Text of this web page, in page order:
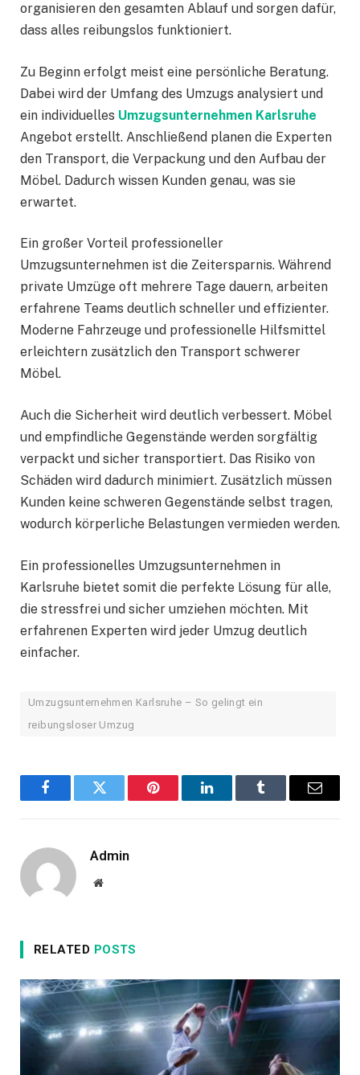
organisieren den gesamten Ablauf und sorgen dafür,
dass alles reibungslos funktioniert.
Zu Beginn erfolgt meist eine persönliche Beratung.
Dabei wird der Umfang des Umzugs analysiert und
ein individuelles Umzugsunternehmen Karlsruhe
Angebot erstellt. Anschließend planen die Experten
den Transport, die Verpackung und den Aufbau der
Möbel. Dadurch wissen Kunden genau, was sie
erwartet.
Ein großer Vorteil professioneller
Umzugsunternehmen ist die Zeitersparnis. Während
private Umzüge oft mehrere Tage dauern, arbeiten
erfahrene Teams deutlich schneller und effizienter.
Moderne Fahrzeuge und professionelle Hilfsmittel
erleichtern zusätzlich den Transport schwerer
Möbel.
Auch die Sicherheit wird deutlich verbessert. Möbel
und empfindliche Gegenstände werden sorgfältig
verpackt und sicher transportiert. Das Risiko von
Schäden wird dadurch minimiert. Zusätzlich müssen
Kunden keine schweren Gegenstände selbst tragen,
wodurch körperliche Belastungen vermieden werden.
Ein professionelles Umzugsunternehmen in
Karlsruhe bietet somit die perfekte Lösung für alle,
die stressfrei und sicher umziehen möchten. Mit
erfahrenen Experten wird jeder Umzug deutlich
einfacher.
Umzugsunternehmen Karlsruhe – So gelingt ein
reibungsloser Umzug
FacebookTwitter Pinterest LinkedInTumblr Email
Admin
Website
RELATED POSTS